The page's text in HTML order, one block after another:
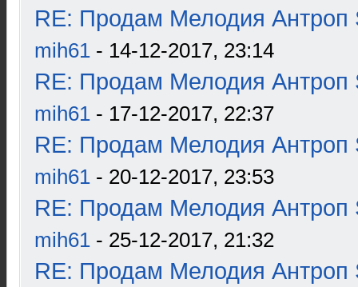
RE: Продам Мелодия Антроп
mih61 - 14-12-2017, 23:14
RE: Продам Мелодия Антроп
mih61 - 17-12-2017, 22:37
RE: Продам Мелодия Антроп
mih61 - 20-12-2017, 23:53
RE: Продам Мелодия Антроп
mih61 - 25-12-2017, 21:32
RE: Продам Мелодия Антроп